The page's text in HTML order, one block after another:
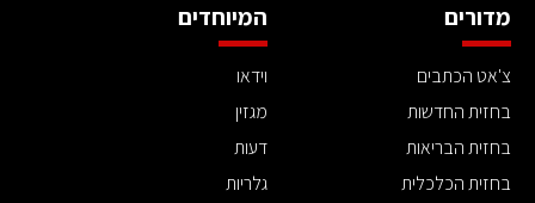
מדורים
צ'אט הכתבים
בחזית החדשות
בחזית הבריאות
בחזית הכלכלית
המיוחדים
וידאו
מגזין
דעות
גלריות